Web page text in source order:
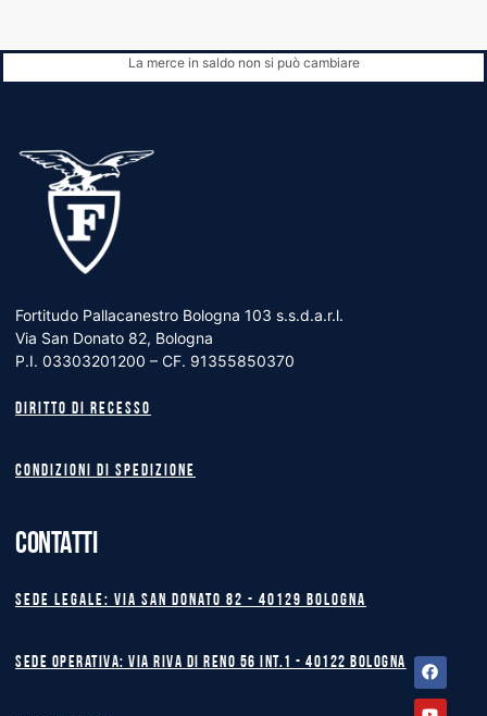
Facebook
Youtube
Instagram
La merce in saldo non si può cambiare
Fortitudo Pallacanestro Bologna 103 s.s.d.a.r.l.
Via San Donato 82, Bologna
P.I. 03303201200 – CF. 91355850370
Diritto di recesso
Condizioni di spedizione
CONTATTI
Sede legale: Via San Donato 82 - 40129 BOLOGNA
Sede operativa: Via Riva di Reno 56 int.1 - 40122 BOLOGNA